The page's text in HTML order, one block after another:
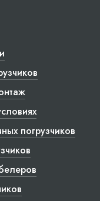
погрузчиков